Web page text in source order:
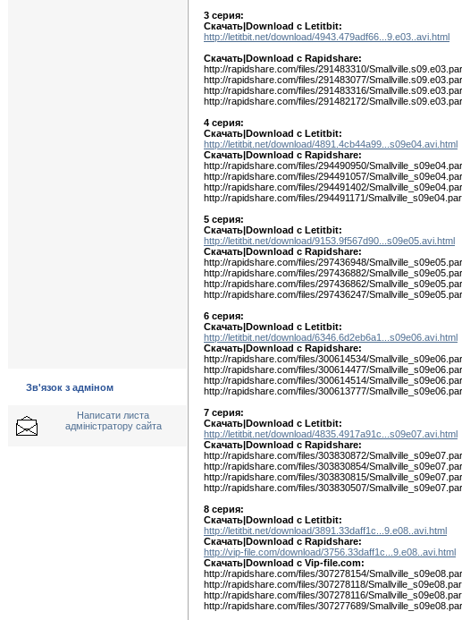
Зв'язок з адміном
Написати листа
адміністратору сайта
3 серия:
Скачать|Download с Letitbit:
http://letitbit.net/download/4943.479adf66...9.e03..avi.html
Скачать|Download c Rapidshare:
http://rapidshare.com/files/291483310/
http://rapidshare.com/files/291483077/
http://rapidshare.com/files/291483316/
http://rapidshare.com/files/291482172/
4 серия:
Скачать|Download с Letitbit:
http://letitbit.net/download/4891.4cb44a99...s09e04.avi.html
Скачать|Download c Rapidshare:
http://rapidshare.com/files/294490950/
http://rapidshare.com/files/294491057/
http://rapidshare.com/files/294491402/
http://rapidshare.com/files/294491171/
5 серия:
Скачать|Download с Letitbit:
http://letitbit.net/download/9153.9f567d90...s09e05.avi.html
Скачать|Download c Rapidshare:
http://rapidshare.com/files/297436948/
http://rapidshare.com/files/297436882/
http://rapidshare.com/files/297436862/
http://rapidshare.com/files/297436247/
6 серия:
Скачать|Download с Letitbit:
http://letitbit.net/download/6346.6d2eb6a1...s09e06.avi.html
Скачать|Download c Rapidshare:
http://rapidshare.com/files/300614534/
http://rapidshare.com/files/300614477/
http://rapidshare.com/files/300614514/
http://rapidshare.com/files/300613777/
7 серия:
Скачать|Download с Letitbit:
http://letitbit.net/download/4835.4917a91c...s09e07.avi.html
Скачать|Download c Rapidshare:
http://rapidshare.com/files/303830872/
http://rapidshare.com/files/303830854/
http://rapidshare.com/files/303830815/
http://rapidshare.com/files/303830507/
8 серия:
Скачать|Download с Letitbit:
http://letitbit.net/download/3891.33daff1c...9.e08..avi.html
Скачать|Download c Rapidshare:
http://vip-file.com/download/3756.33daff1c...9.e08..avi.html
Скачать|Download с Vip-file.com:
http://rapidshare.com/files/307278154/
http://rapidshare.com/files/307278118/
http://rapidshare.com/files/307278116/
http://rapidshare.com/files/307277689/